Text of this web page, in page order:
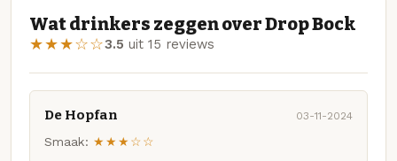
Wat drinkers zeggen over Drop Bock
★★★☆☆3.5 uit 15 reviews
De Hopfan 03-11-2024
Smaak: ★★★☆☆